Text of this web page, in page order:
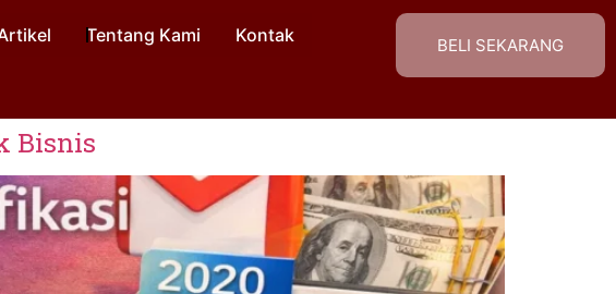
Artikel Tentang Kami Kontak BELI SEKARANG
Bisnis